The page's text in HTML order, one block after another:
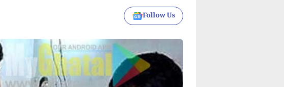
Follow Us